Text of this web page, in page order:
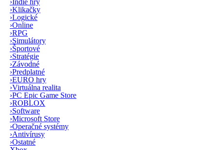
›Indie hry
›Klikačky
›Logické
›Online
›RPG
›Simulátory
›Športové
›Stratégie
›Závodné
›Predplatné
›EURO hry
›Virtuálna realita
›PC Epic Game Store
›ROBLOX
›Software
›Microsoft Store
›Operačné systémy
›Antivírusy
›Ostatné